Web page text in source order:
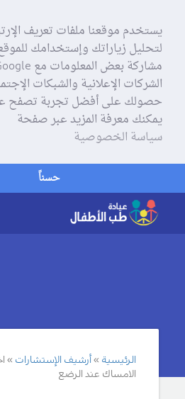
يستخدم موقعنا ملفات تعريف
لتحليل زياراتك وإستخدامك
الشركات الإعلانية والشبكات
حصولك على أفضل تجربة تصفح
يمكنك معرفة المزيد عبر صفحة
سياسة الخصوصية
حسناً
الرئيسية أرشيف الإستشارات
الامساك عند الرضع